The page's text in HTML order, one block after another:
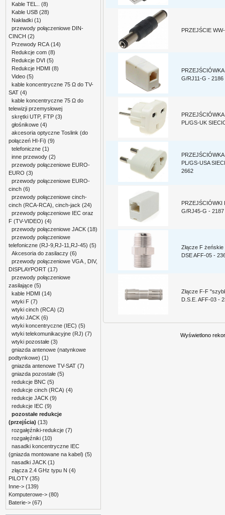
PRZEJŚCIE
G/RJ11-G - 2186
PL/GS-UK
PL/GS-USA
2662
PRZEJŚCIÓWKI
G/RJ45-G - 2187
Złącze F
DSE AFF-05 -
Złącze F-F
D.S.E. AFF-03 -
Wyświetlono
Kable TEL..
(8)
Kable USB (28)
Nakładki (1)
przewody połączeniowe DIN-
CINCH (2)
Przewody RCA (14)
Redukcje com (8)
Redukcje DVI (5)
Redukcje HDMI (8)
Video (5)
kable koncentryczne 75 Ω do TV-
SAT (4)
kable koncentryczne 75 Ω do
telewizji przemysłowej
skrętki UTP, FTP (3)
głośnikowe (4)
akcesoria optyczne Toslink (do
połączeń HI-Fi) (9)
telefoniczne (1)
inne przewody (2)
przewody połączeniowe EURO-
EURO (3)
przewody połączeniowe EURO-
cinch (6)
przewody połączeniowe cinch-
cinch (RCA-RCA), cinch-jack (24)
przewody połączeniowe IEC oraz
F (TV-VIDEO) (4)
przewody połączeniowe JACK (18)
przewody połączeniowe
telefoniczne (RJ-9,RJ-11,RJ-45) (5)
Akcesoria do zasilaczy (6)
przewody połączeniowe VGA , DIV,
DISPLAYPORT (17)
przewody połączeniowe
zasilające (5)
kable HDMI (14)
wtyki F (7)
wtyki cinch (RCA) (2)
wtyki JACK (6)
wtyki koncentryczne (IEC) (5)
wtyki telekomunikacyjne (RJ) (7)
wtyki pozostałe (3)
gniazda antenowe (natynkowe
podtynkowe) (1)
gniazda antenowe TV-SAT (7)
gniazda pozostałe (5)
redukcje BNC (5)
redukcje cinch (RCA) (4)
redukcje JACK (9)
redukcje IEC (9)
pozostałe redukcje
(przejścia) (13)
rozgałęźniki-redukcje (7)
rozgałęźniki (10)
nasadki koncentryczne IEC
(gniazda montowane na kabel) (5)
nasadki JACK (1)
złącza 2.4 GHz typu N (4)
PILOTY (35)
Inne-> (139)
Komputerowe-> (80)
Baterie-> (67)